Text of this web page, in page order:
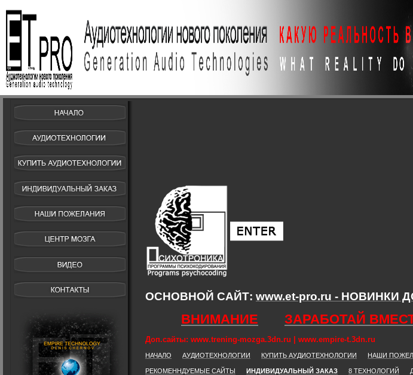
ОСНОВНОЙ САЙТ: www.et-pro.ru - НОВИНКИ
ВНИМАНИЕ ЗАРАБОТАЙ
Доп.сайты: www.trening-mozga.3dn.ru | www.empire-t.3dn.ru
НАЧАЛО АУДИОТЕХНОЛОГИИ КУПИТЬ АУДИОТЕХНОЛОГИИ НАШИ
РЕКОМЕННДУЕМЫЕ САЙТЫ ИНДИВИДУАЛЬНЫЙ ЗАКАЗ 8 ТЕХНОЛОГИЙ